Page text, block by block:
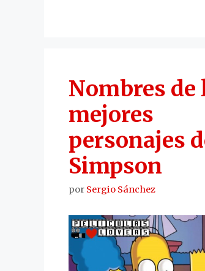
Nombres de
mejores
personajes
Simpson
por Sergio Sánchez